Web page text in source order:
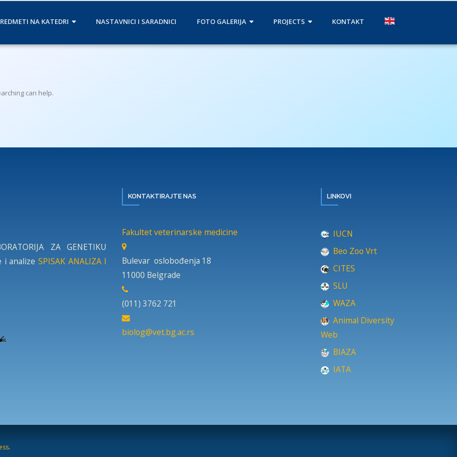
NA KATEDRI NASTAVNICI I SARADNICI FOTO GALERIJA PROJECTS KONTAKT
can help.
ZA GENETIKU
i analize SPISAK ANALIZA I
KONTAKTIRAJTE NAS
Fakultet veterinarske medicine
Bulevar oslobođenja 18
11000 Belgrade
(011) 3762 721
biolog@vet.bg.ac.rs
LINKOVI
IUCN
Beo Zoo Vrt
CITES
SLU
WAZA
Animal Diversity
Web
BIAZA
IATA
.